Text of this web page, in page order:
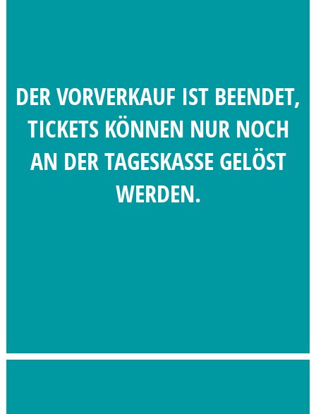
DER VORVERKAUF IST BEENDET,
TICKETS KÖNNEN NUR NOCH
AN DER TAGESKASSE GELÖST
WERDEN.